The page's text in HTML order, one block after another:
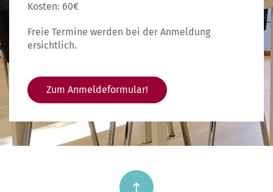
Kosten: 60€
Freie Termine werden bei der Anmeldung
ersichtlich.
Zum Anmeldeformular!